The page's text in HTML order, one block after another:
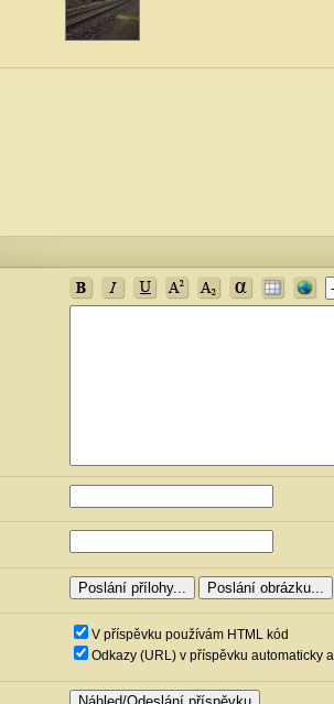
V příspěvku používám HTML kód
Odkazy (URL) v příspěvku automaticky